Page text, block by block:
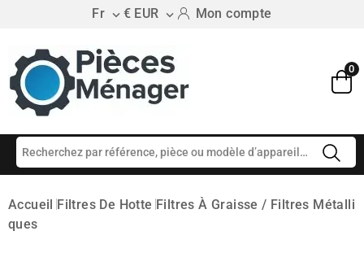
Fr  € EUR  Mon compte
0
Accueil Filtres De Hotte Filtres À Graisse / Filtres Métalli
Ques